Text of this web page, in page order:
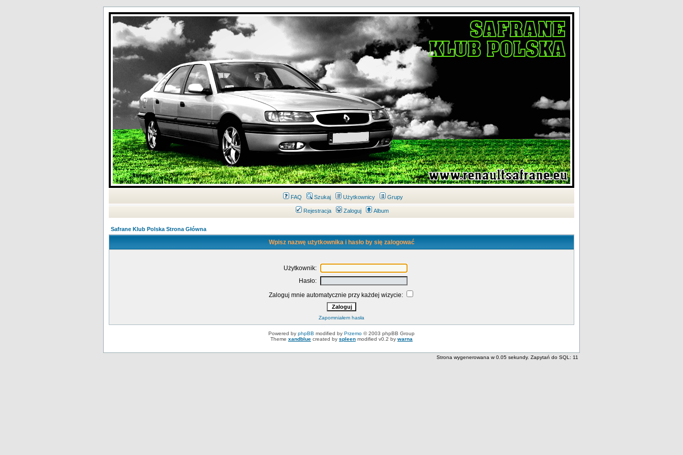
FAQ Szukaj Użytkownicy Grupy
Rejestracja Zaloguj Album
Safrane Klub Polska Strona Główna
Wpisz nazwę użytkownika i hasło by się zalogować
Użytkownik:
Hasło:
Zaloguj mnie automatycznie przy każdej wizycie:
Zapomniałem hasła
Powered by phpBB modified by Przemo © 2003 phpBB Group
Theme xandblue created by spleen modified v0.2 by warna
Strona wygenerowana w 0.05 sekundy. Zapytań do SQL: 11